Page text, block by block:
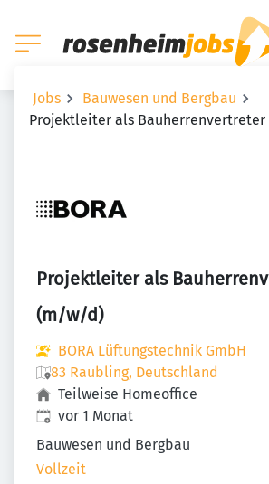
Jobs
Bauwesen und Bergbau
Projektleiter als
Projektleiter als
(m/w/d)
BORA Lüftungstechnik GmbH
83 Raubling, Deutschland
Teilweise Homeoffice
Veröffentlicht:
vor 1 Monat
Bauwesen und Bergbau
Vollzeit